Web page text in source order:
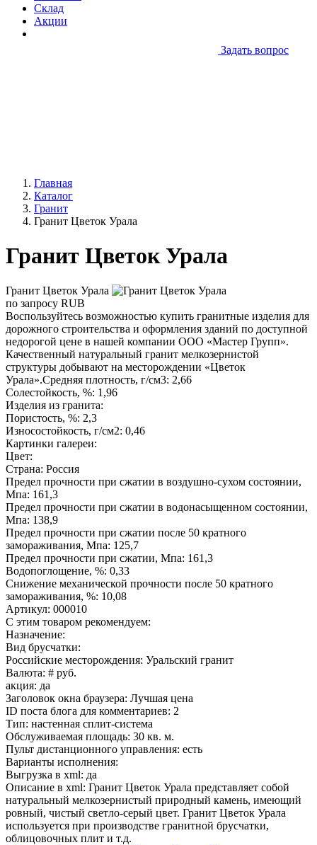
Склад
Акции
Задать вопрос
Главная
Каталог
Гранит
Гранит Цветок Урала
Гранит Цветок Урала
Гранит Цветок Урала
по запросу RUB
Воспользуйтесь возможностью купить гранитные изделия для
дорожного строительства и оформления зданий по доступной
недорогой цене в нашей компании ООО «Мастер Групп».
Качественный натуральный гранит мелкозернистой
структуры добывают на месторождении «Цветок
Урала».Средняя плотность, г/см3: 2,66
Солестойкость, %: 1,96
Изделия из гранита:
Пористость, %: 2,3
Износостойкость, г/см2: 0,46
Картинки галереи:
Цвет:
Страна: Россия
Предел прочности при сжатии в воздушно-сухом состоянии,
Мпа: 161,3
Предел прочности при сжатии в водонасыщенном состоянии,
Мпа: 138,9
Предел прочности при сжатии после 50 кратного
замораживания, Мпа: 125,7
Предел прочности при сжатии, Мпа: 161,3
Водопоглощение, %: 0,33
Снижение механической прочности после 50 кратного
замораживания, %: 10,08
Артикул: 000010
С этим товаром рекомендуем:
Назначение:
Вид брусчатки:
Российские месторождения: Уральский гранит
Валюта: # руб.
акция: да
Заголовок окна браузера: Лучшая цена
ID поста блога для комментариев: 2
Тип: настенная сплит-система
Обслуживаемая площадь: 30 кв. м.
Пульт дистанционного управления: есть
Варианты исполнения:
Выгрузка в xml: да
Описание в xml: Гранит Цветок Урала представляет собой
натуральный мелкозернистый природный камень, имеющий
ровный, чистый светло-серый цвет. Гранит Цветок Урала
используется при производстве гранитной брусчатки,
облицовочных плит и т.д.